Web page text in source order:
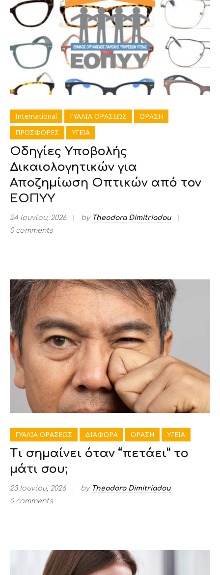
International ΓΥΑΛΙΑ ΟΡΑΣΕΩΣ
ΟΡΑΣΗ
ΠΡΟΣΦΟΡΕΣ
ΥΓΕΙΑ
Οδηγίες Υποβολής
Δικαιολογητικών για
Αποζημίωση Οπτικών από τον
ΕΟΠΥΥ
24 Ιουνίου, 2026 by Theodora Dimitriadou
0 comments
ΓΥΑΛΙΑ ΟΡΑΣΕΩΣ ΔΙΑΦΟΡΑ ΟΡΑΣΗ ΥΓΕΙΑ
Τι σημαίνει όταν “πετάει” το
μάτι σου;
23 Ιουνίου, 2026 by Theodora Dimitriadou
0 comments